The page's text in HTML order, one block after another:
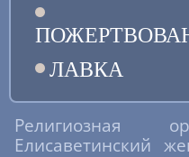
ЛАВКА
Религиозная
Елисаветинский